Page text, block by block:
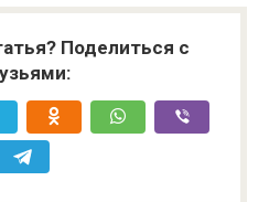
Поделиться с